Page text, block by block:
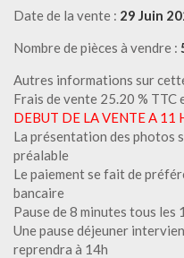
Date de la vente : 29 Juin
Nombre de pièces à vendre :
Autres informations sur
Frais de vente 25.20 % TTC
DEBUT DE LA VENTE A 11
La présentation des photos
préalable
Le paiement se fait de
bancaire
Pause de 8 minutes tous les
Une pause déjeuner
reprendra à 14h